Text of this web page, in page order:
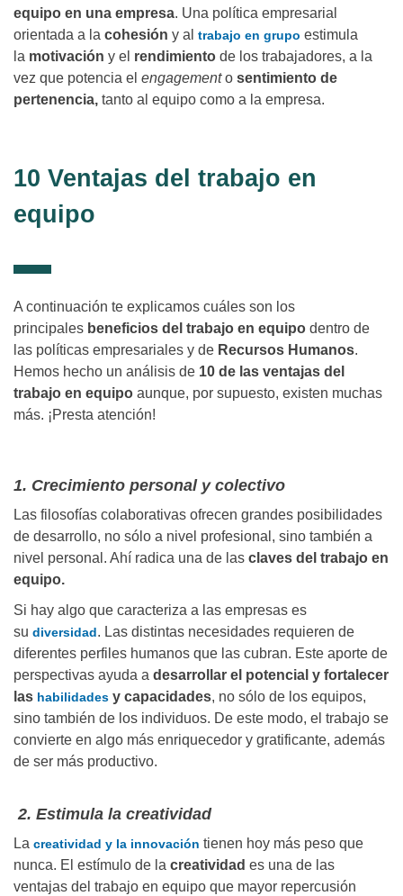
equipo en una empresa. Una política empresarial
orientada a la cohesión y al trabajo en grupo estimula
la motivación y el rendimiento de los trabajadores, a la
vez que potencia el engagemento sentimiento de
pertenencia, tanto al equipo como a la empresa.
10 Ventajas del trabajo en
equipo
A continuación te explicamos cuáles son los
principales beneficios del trabajo en equipo dentro de
las políticas empresariales y de Recursos Humanos.
Hemos hecho un análisis de 10 de las ventajas del
trabajo en equipo aunque, por supuesto, existen muchas
más. ¡Presta atención!
1. Crecimiento personal y colectivo
Las filosofías colaborativas ofrecen grandes posibilidades
de desarrollo, no sólo a nivel profesional, sino también a
nivel personal. Ahí radica una de las claves del trabajo en
equipo.
Si hay algo que caracteriza a las empresas es
su diversidad. Las distintas necesidades requieren de
diferentes perfiles humanos que las cubran. Este aporte de
perspectivas ayuda a desarrollar el potencial y fortalecer
las habilidades y capacidades, no sólo de los equipos,
sino también de los individuos. De este modo, el trabajo se
convierte en algo más enriquecedor y gratificante, además
de ser más productivo.
2. Estimula la creatividad
La creatividad y la innovación tienen hoy más peso que
nunca. El estímulo de la creatividad es una de las
ventajas del trabajo en equipo que mayor repercusión